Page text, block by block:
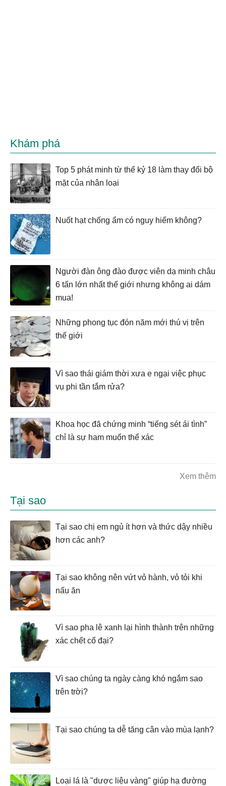
Khám phá
Top 5 phát minh từ thế kỷ 18 làm thay đổi bộ
mặt của nhân loại
Nuốt hạt chống ẩm có nguy hiểm không?
Người đàn ông đào được viên dạ minh châu
6 tấn lớn nhất thế giới nhưng không ai dám
mua!
Những phong tục đón năm mới thú vị trên
thế giới
Vì sao thái giám thời xưa e ngại việc phục
vụ phi tần tắm rửa?
Khoa học đã chứng minh “tiếng sét ái tình”
chỉ là sự ham muốn thể xác
Xem thêm
Tại sao
Tại sao chị em ngủ ít hơn và thức dậy nhiều
hơn các anh?
Tại sao không nên vứt vỏ hành, vỏ tỏi khi
nấu ăn
Vì sao pha lê xanh lại hình thành trên những
xác chết cổ đại?
Vì sao chúng ta ngày càng khó ngắm sao
trên trời?
Tại sao chúng ta dễ tăng cân vào mùa lạnh?
Loại lá là "dược liệu vàng" giúp hạ đường